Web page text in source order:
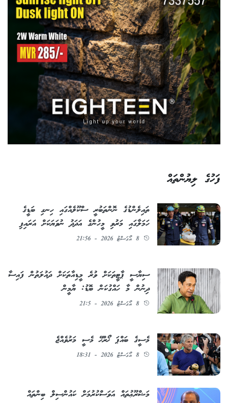
ފަހުގެ ލިޔުންތައް
ތައިލެންޑުގެ ނޮންތަބުރީ ސްކޫލެއްގައި ހިނގި ބަޑީގެ
ހަމަލާގައި މަރުވި މީހުންގެ އަދަދު ނުވަޔަކަށް އަރައިފި
8 އޯގަސްޓު 2026 - 21:56
ސިޔާސީ ޕާޓީތަކަށް ވުރެ މީޑިއާތަކަށް ދައުލަތުން ފައިސާ
ދިނުން މާ ހައްގުކަން ބޮޑު: ޔާމީން
8 އޯގަސްޓު 2026 - 21:5
މެސީގެ ބައްޕަ ޚޯރްޚޭ މެސީ މަރުވެއްޖެ
8 އޯގަސްޓު 2026 - 18:31
މަޝްރޫޢުތައް އަވަސްކުރުމަށް ކައުންސިލް ބިންތައް